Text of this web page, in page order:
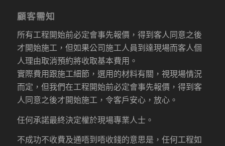
顧客需知
所有工程開始前必定會事先報價，得到客人同意之後
才開始施工，但如果公司施工人員到達現場而客人個
人理由取消預約將收取基本費用。
實際費用跟施工細節，選用的材料有關，視現場情況
而定，但我們在工程開始前必定會事先報價，得到客
人同意之後才開始施工，令客戶安心，放心。
任何承諾最終決定權於現場專業人士。
不成功不收費及通唔到唔收錢的意思是，任何工程如